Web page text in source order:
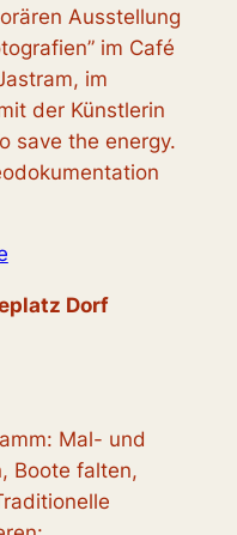
Ausstellung
im Café
im
der Künstlerin
save the energy.
Dorf
Mal- und
Boote falten,